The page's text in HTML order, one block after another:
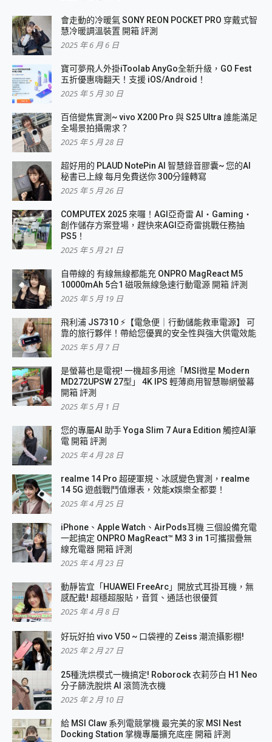
會走動的冷暖氣 SONY REON POCKET PRO 穿戴式智
慧冷暖調溫裝置 開箱 評測
2025 年 6 月 6 日
寶可夢飛人外掛iToolab AnyGo全新升級，GO Fest
五折優惠嗨翻天！支援 iOS/Android！
2025 年 5 月 30 日
百倍變焦實測~ vivo X200 Pro 與 S25 Ultra 誰能滿足
全場景拍攝需求？
2025 年 5 月 28 日
超好用的 PLAUD NotePin AI 智慧錄音膠囊~ 您的AI
秘書已上線 每月免費送你 300分鐘轉寫
2025 年 5 月 26 日
COMPUTEX 2025 來囉！AGI亞奇雷 AI・Gaming・
創作儲存方案登場，趕快來AGI亞奇雷挑戰任務抽
PS5！
2025 年 5 月 21 日
自帶線的 有線無線都能充 ONPRO MagReact M5
10000mAh 5合1 磁吸無線急速行動電源 開箱 評測
2025 年 5 月 19 日
飛利浦 JS7310 ⚡【電急便｜行動儲能救車電源】 可
靠的旅行夥伴！帶給您優異的安全性與強大供電效能
2025 年 5 月 7 日
是螢幕也是電視! 一機超多用途「MSI微星 Modern
MD272UPSW 27型」 4K IPS 輕薄商用智慧聯網螢幕
開箱 評測
2025 年 5 月 1 日
您的專屬AI 助手 Yoga Slim 7 Aura Edition 觸控AI筆
電 開箱 評測
2025 年 4 月 28 日
realme 14 Pro 超硬軍規、冰感變色實測，realme
14 5G 遊戲戰鬥值爆表，效能x娛樂全都要！
2025 年 4 月 25 日
iPhone、Apple Watch、AirPods耳機 三個設備充電
一起搞定 ONPRO MagReact™ M3 3 in 1可攜摺疊無
線充電器 開箱 評測
2025 年 4 月 23 日
動靜皆宜「HUAWEI FreeArc」開放式耳掛耳機，無
感配戴! 超穩超服貼，音質、通話也很優質
2025 年 4 月 8 日
好玩好拍 vivo V50 ~ 口袋裡的 Zeiss 潮流攝影棚!
2025 年 2 月 27 日
25種洗烘模式一機搞定! Roborock 衣莉莎白 H1 Neo
分子篩洗脫烘 AI 滾筒洗衣機
2025 年 2 月 10 日
給 MSI Claw 系列電競掌機 最完美的家 MSI Nest
Docking Station 掌機專屬擴充底座 開箱 評測